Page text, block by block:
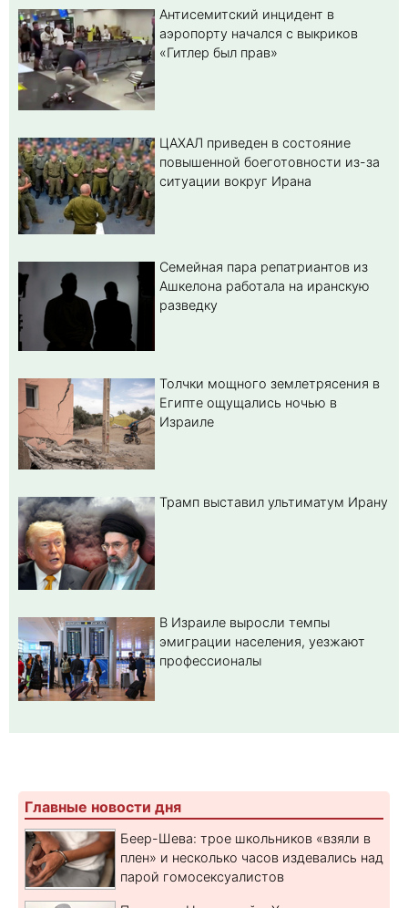
Антисемитский инцидент в
аэропорту начался с выкриков
«Гитлер был прав»
ЦАХАЛ приведен в состояние
повышенной боеготовности из-за
ситуации вокруг Ирана
Семейная пара репатриантов из
Ашкелона работала на иранскую
разведку
Толчки мощного землетрясения в
Египте ощущались ночью в
Израиле
Трамп выставил ультиматум Ирану
В Израиле выросли темпы
эмиграции населения, уезжают
профессионалы
Главные новости дня
Беер-Шева: трое школьников «взяли в
плен» и несколько часов издевались над
парой гомосексуалистов